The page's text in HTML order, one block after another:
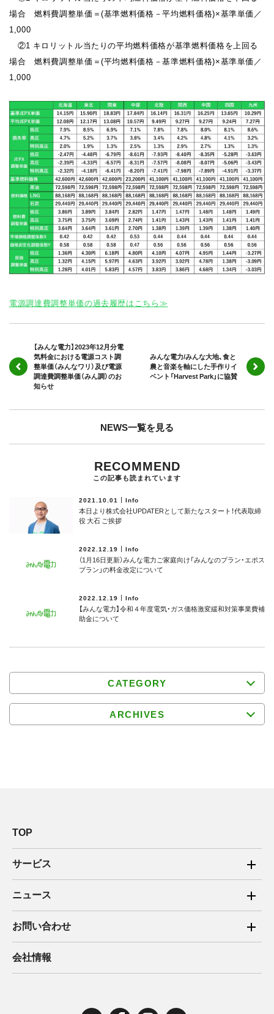
場合 燃料費調整単価＝(基準燃料価格－平均燃料価格)×基準単価／
1,000
②1 キロリットル当たりの平均燃料価格が基準燃料価格を上回る
場合 燃料費調整単価＝(平均燃料価格－基準燃料価格)×基準単価／
1,000
電源調達費調整単価の過去履歴はこちら≫
【みんな電力】2023年12月分電
気料金における電源コスト調
整単価（みんなワリ）及び電源
調達費調整単価（みん調）のお
知らせ
みんな電力/みんな大地、食と
農と音楽を軸にした手作りイ
ベント「Harvest Park」に協賛
NEWS一覧を見る
RECOMMEND
この記事も読まれています
2021.10.01 Info
本日より株式会社UPDATERとして新たなスタート！代表取締
役 大石 ご挨拶
2022.12.19 Info
（1月16日更新）みんな電力ご家庭向け「みんなのプラン・エポス
プラン」の料金改定について
2022.12.19 Info
【みんな電力】令和４年度電気・ガス価格激変緩和対策事業費補
助⾦について
CATEGORY
ARCHIVES
TOP
サービス
ご家庭向け電力サービス
法人向け脱炭素サービス
住宅用太陽光売電 卒FIT
ニュース
2025年
2024年
お問い合わせ
ご家庭向け電力サービス・卒FIT電気の売電
法人向け脱炭素サービス・新電力向けサービス
会社情報